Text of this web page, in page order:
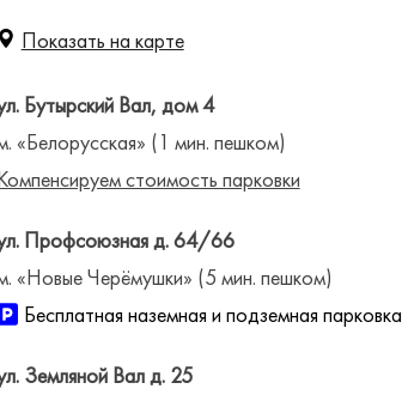
Показать на карте
Бутырский Вал, дом 4
«Белорусская» (1 мин. пешком)
стоимость парковки
Профсоюзная д. 64/66
«Новые Черёмушки» (5 мин. пешком)
Бесплатная наземная и подземная парковка
Земляной Вал д. 25